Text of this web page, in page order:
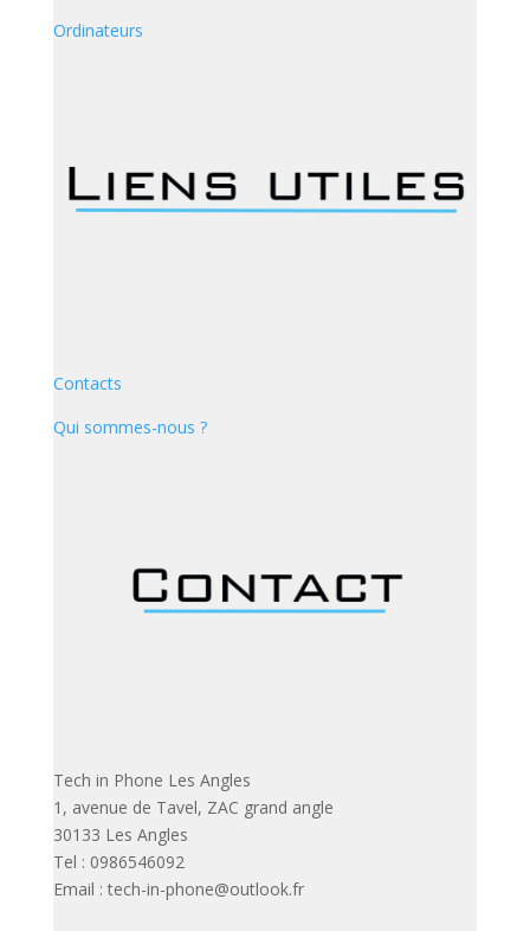
Ordinateurs
Contacts
Qui sommes-nous ?
Tech in Phone Les Angles
1, avenue de Tavel, ZAC grand angle
30133 Les Angles
Tel : 0986546092
Email : tech-in-phone@outlook.fr